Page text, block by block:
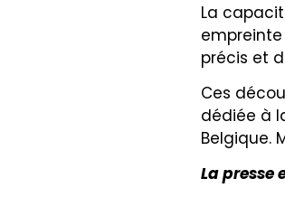
La
précis et
Ces
dédiée à
Belgique.
La presse